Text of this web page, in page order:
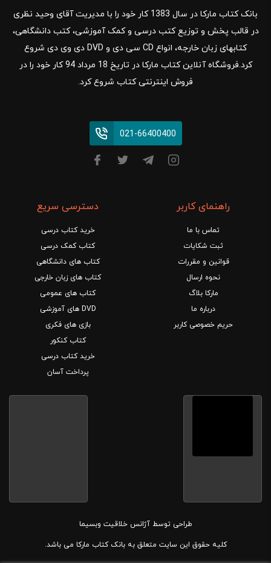
بانک کتاب مارکا در سال 1383 کار خود را با مدیریت آقای وحید نظری
در قالب پخش و توزیع کتب درسی و کمک آموزشی، کتب دانشگاهی،
کتابهای زبان خارجه، انواع CD سی دی و DVD دی وی دی شروع
کرد.فروشگاه آنلاین کتاب مارکا در تاریخ 18 مرداد 94 کار خود را در
فروش اینترنتی کتاب شروع کرد.
021-66400400
راهنمای کاربر
تماس با ما
ثبت شکایات
قوانین و مقررات
نحوه ارسال
مارکا بلاگ
درباره ما
حریم خصوصی کاربر
دسترسی سریع
خرید کتاب درسی
کتاب کمک درسی
کتاب های دانشگاهی
کتاب های زبان خارجی
کتاب های عمومی
DVD های آموزشی
بازی های فکری
کتاب کنکور
خرید کتاب درسی
پرداخت آسان
طراحی توسطآژانس خلاقیت وبسیما
کلیه حقوق این سایت متعلق به بانک کتاب مارکا می باشد.